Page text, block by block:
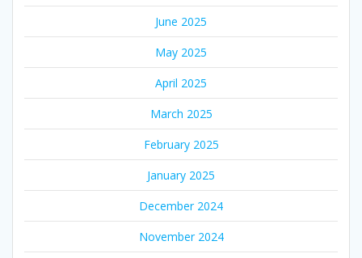
June 2025
May 2025
April 2025
March 2025
February 2025
January 2025
December 2024
November 2024